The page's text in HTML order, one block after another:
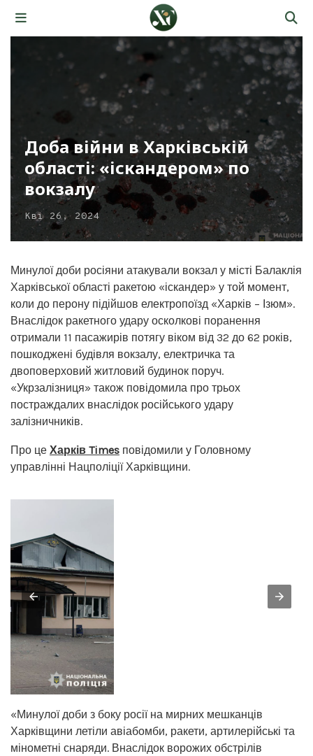
Доба війни в Харківській
області: «іскандером» по
вокзалу
Кві 26, 2024
Минулої доби росіяни атакували вокзал у місті Балаклія
Харківської області ракетою «іскандер» у той момент,
коли до перону підійшов електропоїзд «Харків – Ізюм».
Внаслідок ракетного удару осколкові поранення
отримали 11 пасажирів потягу віком від 32 до 62 років,
пошкоджені будівля вокзалу, електричка та
двоповерховий житловий будинок поруч.
«Укрзалізниця» також повідомила про трьох
постраждалих внаслідок російського удару
залізничників.
Про це Харків Times повідомили у Головному
управлінні Нацполіції Харківщини.
«Минулої доби з боку росії на мирних мешканців
Харківщини летіли авіабомби, ракети, артилерійські та
мінометні снаряди. Внаслідок ворожих обстрілів